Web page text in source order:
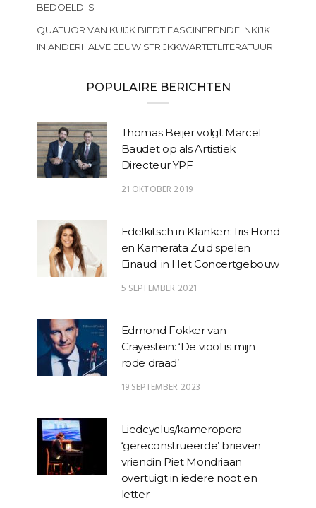
BEDOELD IS
QUATUOR VAN KUIJK BIEDT FASCINERENDE INKIJK
IN ANDERHALVE EEUW STRIJKKWARTETLITERATUUR
POPULAIRE BERICHTEN
Thomas Beijer volgt Marcel
Baudet op als Artistiek
Directeur YPF
21 OKTOBER 2019
Edelkitsch in Klanken: Iris Hond
en Kamerata Zuid spelen
Einaudi in Het Concertgebouw
5 SEPTEMBER 2021
Edmond Fokker van
Crayestein: ‘De viool is mijn
rode draad’
19 SEPTEMBER 2023
Liedcyclus/kameropera
‘gereconstrueerde’ brieven
vriendin Piet Mondriaan
overtuigt in iedere noot en
letter